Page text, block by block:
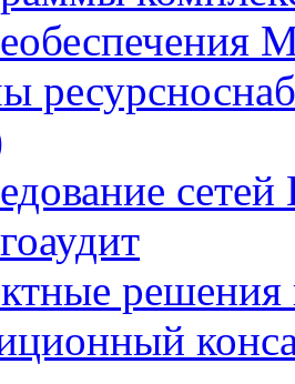
решения